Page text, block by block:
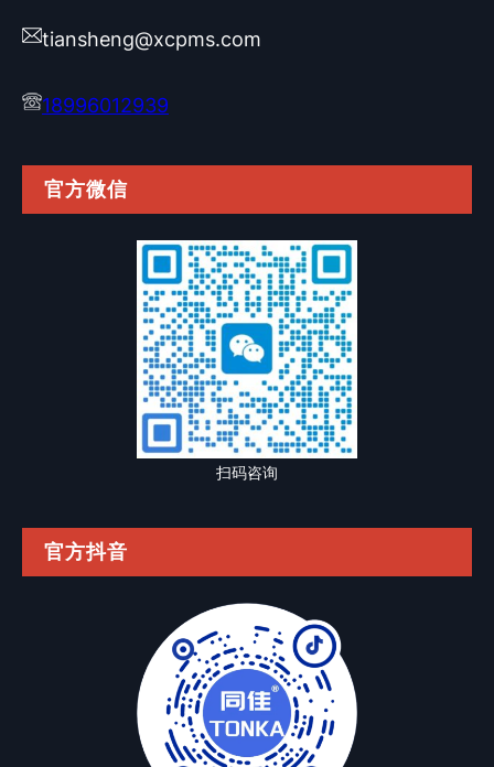
tiansheng@xcpms.com
18996012939
官方微信
扫码咨询
官方抖音